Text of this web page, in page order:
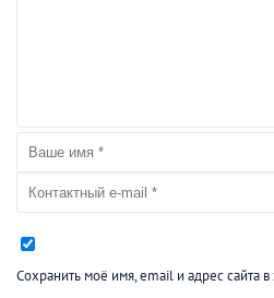
Сохранить моё имя, email и адрес сайта